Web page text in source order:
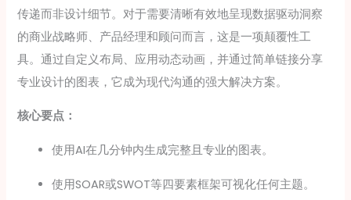
传递而非设计细节。对于需要清晰有效地呈现数据驱动洞察
的商业战略师、产品经理和顾问而言，这是一项颠覆性工
具。通过自定义布局、应用动态动画，并通过简单链接分享
专业设计的图表，它成为现代沟通的强大解决方案。
核心要点：
使用AI在几分钟内生成完整且专业的图表。
使用SOAR或SWOT等四要素框架可视化任何主题。